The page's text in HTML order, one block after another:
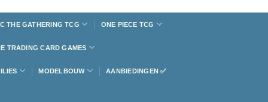
THE GATHERING TCG ONE PIECE TCG
TRADING CARD GAMES
MODELBOUW AANBIEDINGEN ✅